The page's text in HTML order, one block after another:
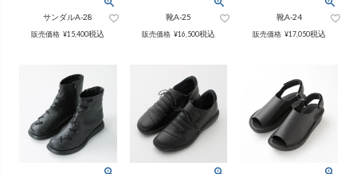
かぐらやバッグ一覧
ベスト カーディガン
ふんわりあたたか（無地）
（綿56%、アクリル24%、
ナイロン16%、
ポリウレタン4%）
ふんわりあたたか
（ボーダー）
（綿56%、アクリル24%、
雑貨一覧
サンダルA-28
販売価格 ¥15,400税込
靴A-25
販売価格 ¥16,500税込
靴A-24
販売価格 ¥17,050税込